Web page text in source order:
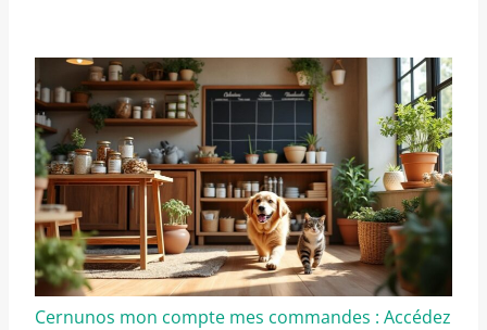
Cernunos mon compte mes commandes : Accédez